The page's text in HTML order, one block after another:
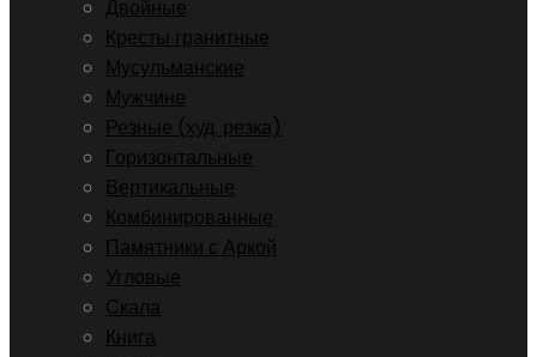
Двойные
Кресты гранитные
Мусульманские
Мужчине
Резные (худ. резка)
Горизонтальные
Вертикальные
Комбинированные
Памятники с Аркой
Угловые
Скала
Книга